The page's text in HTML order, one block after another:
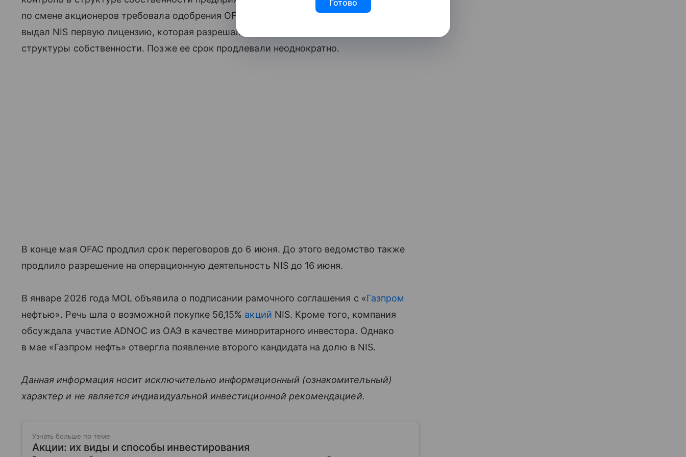
по смене акционеров требовала одобрения OFAC. В декабре того же года регулятор
выдал NIS первую лицензию, которая разрешала переговоры об изменении
структуры собственности. Позже ее срок продлевали неоднократно.
В конце мая OFAC продлил срок переговоров до 6 июня. До этого ведомство также
продлило разрешение на операционную деятельность NIS до 16 июня.
В январе 2026 года MOL объявила о подписании рамочного соглашения с «Газпром
нефтью». Речь шла о возможной покупке 56,15% акций NIS. Кроме того, компания
обсуждала участие ADNOC из ОАЭ в качестве миноритарного инвестора. Однако
в мае «Газпром нефть» отвергла появление второго кандидата на долю в NIS.
Данная информация носит исключительно информационный (ознакомительный)
характер и не является индивидуальной инвестиционной рекомендацией.
Узнать больше по теме
Акции: их виды и способы инвестирования
Готово